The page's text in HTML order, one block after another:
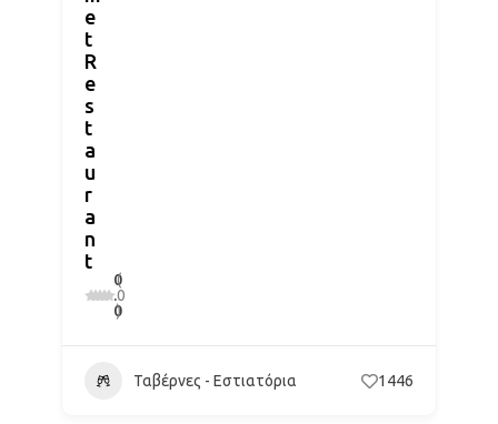
e
t
R
e
s
t
a
u
r
a
n
t
0
.
0
(
0
)
Ταβέρνες - Εστιατόρια 1446